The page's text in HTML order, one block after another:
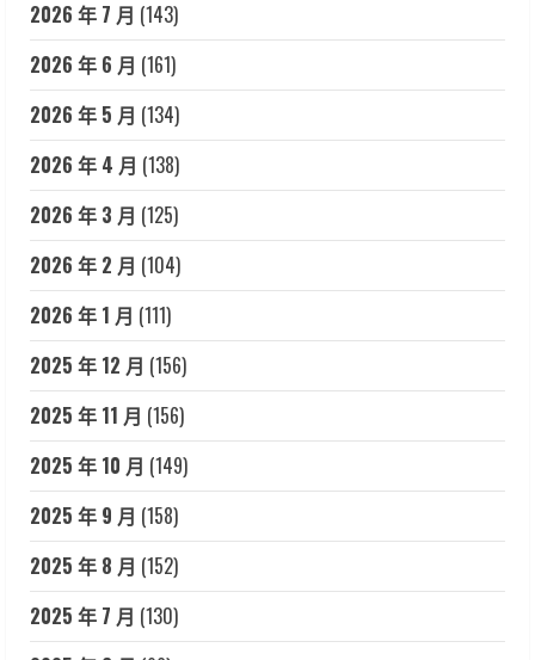
2026 年 7 月 (143)
2026 年 6 月 (161)
2026 年 5 月 (134)
2026 年 4 月 (138)
2026 年 3 月 (125)
2026 年 2 月 (104)
2026 年 1 月 (111)
2025 年 12 月 (156)
2025 年 11 月 (156)
2025 年 10 月 (149)
2025 年 9 月 (158)
2025 年 8 月 (152)
2025 年 7 月 (130)